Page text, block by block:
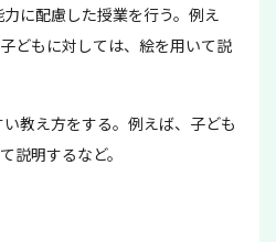
に配慮した授業を行う。例え
どもに対しては、絵を用いて説
教え方をする。例えば、子ども
説明するなど。